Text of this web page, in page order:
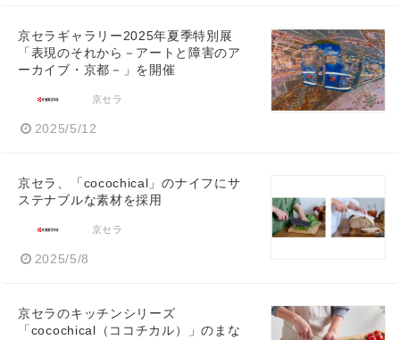
京セラギャラリー2025年夏季特別展
「表現のそれから－アートと障害のア
ーカイブ・京都－」を開催
京セラ
2025/5/12
京セラ、「cocochical」のナイフにサ
ステナブルな素材を採用
京セラ
2025/5/8
京セラのキッチンシリーズ
「cocochical（ココチカル）」のまな